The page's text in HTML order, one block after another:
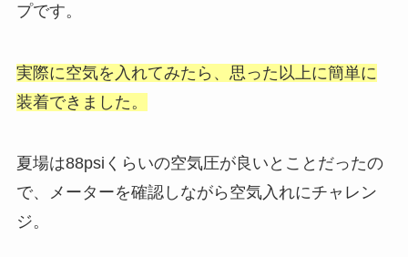
プです。
実際に空気を入れてみたら、思った以上に簡単に
装着できました。
夏場は88psiくらいの空気圧が良いとことだったの
で、メーターを確認しながら空気入れにチャレン
ジ。